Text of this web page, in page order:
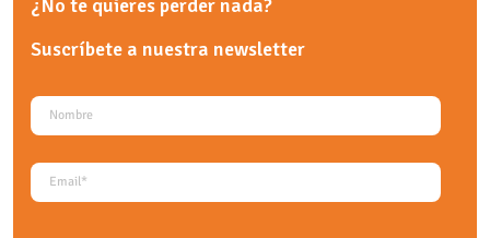
¿No te quieres perder nada?
Suscríbete a nuestra newsletter